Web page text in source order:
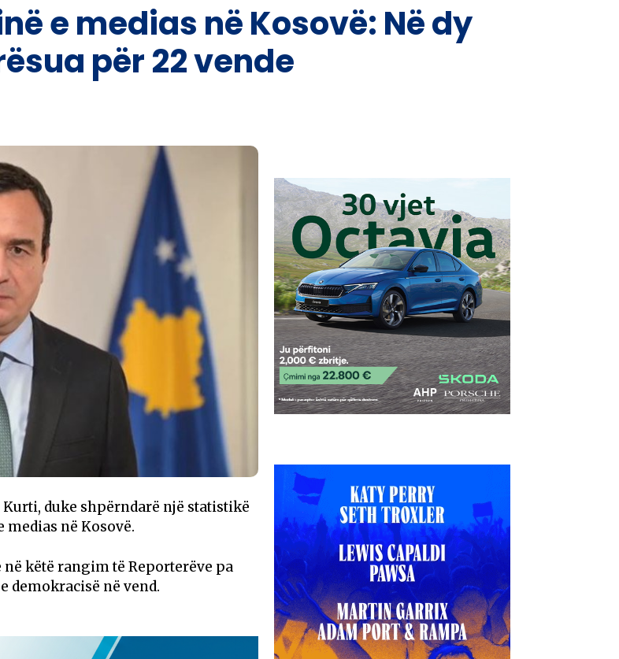
e medias në Kosovë: Në dy
për 22 vende
duke shpërndarë një statistikë
në Kosovë.
këtë rangim të Reporterëve pa
demokracisë në vend.